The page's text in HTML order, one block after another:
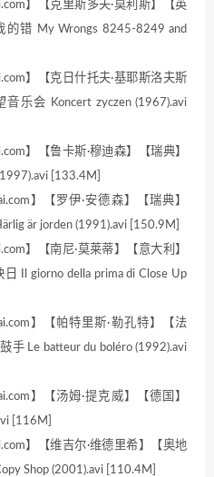
】【克里斯多夫·莫利斯】【英
错 My Wrongs 8245-8249 and
】【克日什托夫·基耶斯洛夫斯
乐会 Koncert zyczen (1967).avi
】【鲁卡斯·穆迪森】【瑞典】
[133.4M]
】【罗伊·安德森】【瑞典】
är jorden (1991).avi [150.9M]
】【南尼·莫莱蒂】【意大利】
Il giorno della prima di Close Up
】【帕特里斯·勒孔特】【法
手 Le batteur du boléro (1992).avi
】【汤姆·提克威】【德国】
[116M]
】【维吉尔·维德里希】【奥地
Shop (2001).avi [110.4M]